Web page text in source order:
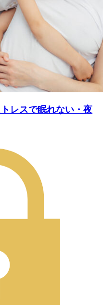
レスで眠れない・夜